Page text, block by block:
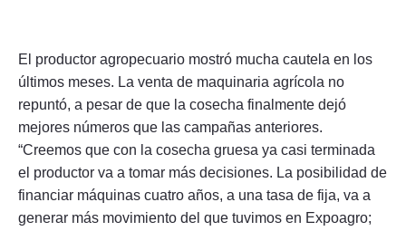
El productor agropecuario mostró mucha cautela en los
últimos meses. La venta de maquinaria agrícola no
repuntó, a pesar de que la cosecha finalmente dejó
mejores números que las campañas anteriores.
“Creemos que con la cosecha gruesa ya casi terminada
el productor va a tomar más decisiones. La posibilidad de
financiar máquinas cuatro años, a una tasa de fija, va a
generar más movimiento del que tuvimos en Expoagro;